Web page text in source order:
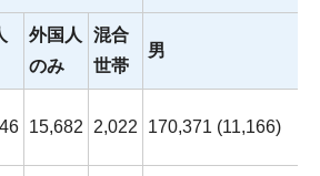
外国人
のみ
混合
世帯
男
15,682 2,022 170,371 (11,166)